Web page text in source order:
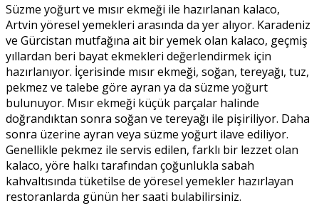
Süzme yoğurt ve mısır ekmeği ile hazırlanan kalaco,
Artvin yöresel yemekleri arasında da yer alıyor. Karadeniz
ve Gürcistan mutfağına ait bir yemek olan kalaco, geçmiş
yıllardan beri bayat ekmekleri değerlendirmek için
hazırlanıyor. İçerisinde mısır ekmeği, soğan, tereyağı, tuz,
pekmez ve talebe göre ayran ya da süzme yoğurt
bulunuyor. Mısır ekmeği küçük parçalar halinde
doğrandıktan sonra soğan ve tereyağı ile pişiriliyor. Daha
sonra üzerine ayran veya süzme yoğurt ilave ediliyor.
Genellikle pekmez ile servis edilen, farklı bir lezzet olan
kalaco, yöre halkı tarafından çoğunlukla sabah
kahvaltısında tüketilse de yöresel yemekler hazırlayan
restoranlarda günün her saati bulabilirsiniz.